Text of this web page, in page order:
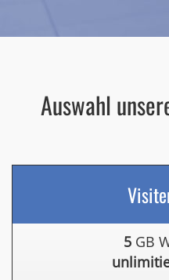
Auswahl
5 GB